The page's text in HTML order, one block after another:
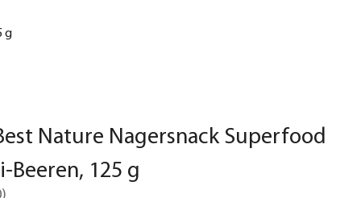
g
Nature Nagersnack Superfood
Beeren, 125 g